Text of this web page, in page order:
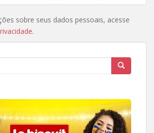
sobre seus dados pessoais, acesse
.